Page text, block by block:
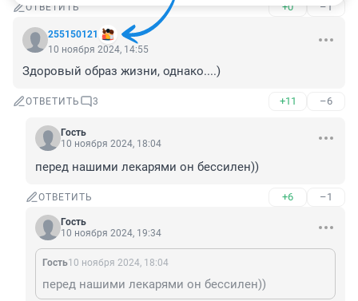
ОТВЕТИТЬ +0 –1
255150121
10 ноября 2024, 14:55
Здоровый образ жизни, однако....)
ОТВЕТИТЬ 3 +11 –6
Гость
10 ноября 2024, 18:04
перед нашими лекарями он бессилен))
ОТВЕТИТЬ +6 –1
Гость
10 ноября 2024, 19:34
Гость10 ноября 2024, 18:04
перед нашими лекарями он бессилен))